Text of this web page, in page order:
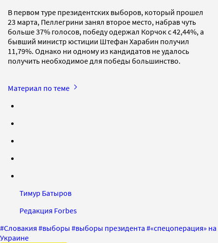
В первом туре президентских выборов, который прошел
23 марта, Пеллегрини занял второе место, набрав чуть
больше 37% голосов, победу одержал Корчок с 42,44%, а
бывший министр юстиции Штефан Харабин получил
11,79%. Однако ни одному из кандидатов не удалось
получить необходимое для победы большинство.
Материал по теме
Тимур Батыров
Редакция Forbes
#Словакия #выборы #выборы президента #«спецоперация» на
Украине